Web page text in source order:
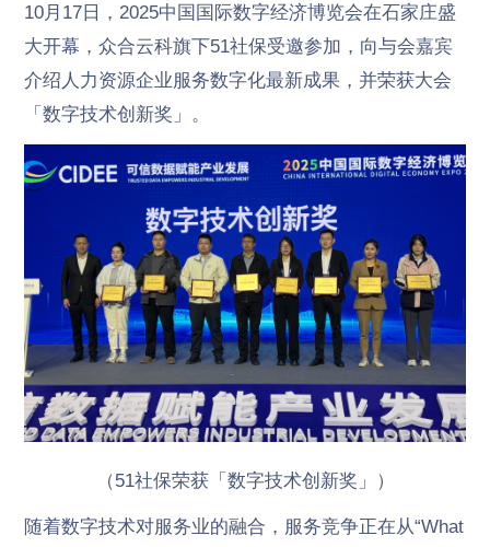
10月17日，2025中国国际数字经济博览会在石家庄盛
大开幕，众合云科旗下51社保受邀参加，向与会嘉宾
介绍人力资源企业服务数字化最新成果，并荣获大会
「数字技术创新奖」。
（51社保荣获「数字技术创新奖」）
随着数字技术对服务业的融合，服务竞争正在从“What